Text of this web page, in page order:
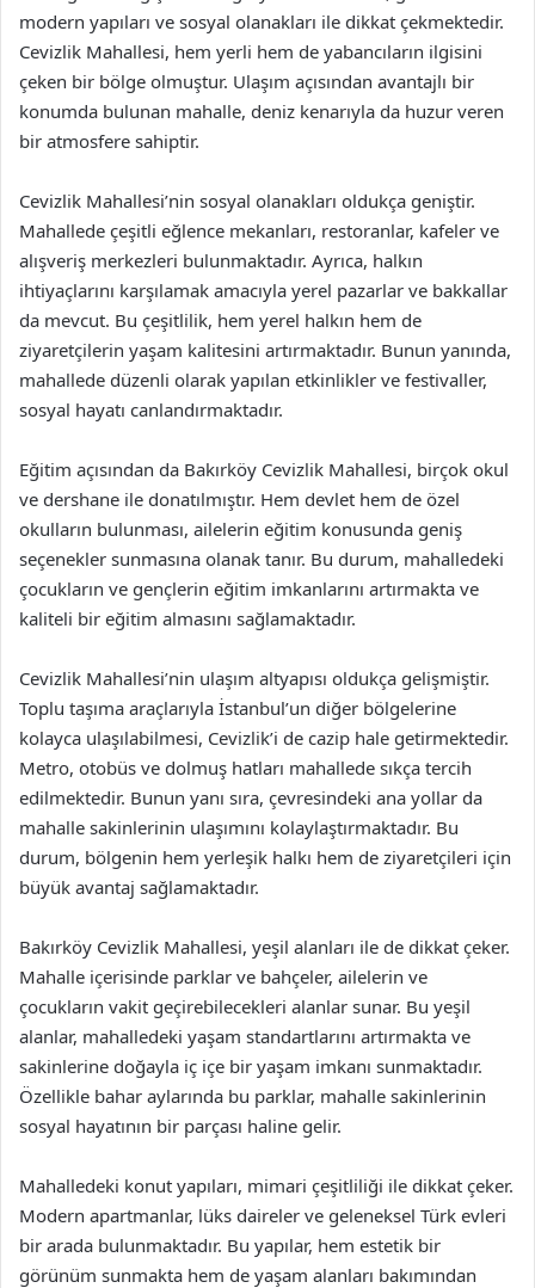
modern yapıları ve sosyal olanakları ile dikkat çekmektedir.
Cevizlik Mahallesi, hem yerli hem de yabancıların ilgisini
çeken bir bölge olmuştur. Ulaşım açısından avantajlı bir
konumda bulunan mahalle, deniz kenarıyla da huzur veren
bir atmosfere sahiptir.
Cevizlik Mahallesi’nin sosyal olanakları oldukça geniştir.
Mahallede çeşitli eğlence mekanları, restoranlar, kafeler ve
alışveriş merkezleri bulunmaktadır. Ayrıca, halkın
ihtiyaçlarını karşılamak amacıyla yerel pazarlar ve bakkallar
da mevcut. Bu çeşitlilik, hem yerel halkın hem de
ziyaretçilerin yaşam kalitesini artırmaktadır. Bunun yanında,
mahallede düzenli olarak yapılan etkinlikler ve festivaller,
sosyal hayatı canlandırmaktadır.
Eğitim açısından da Bakırköy Cevizlik Mahallesi, birçok okul
ve dershane ile donatılmıştır. Hem devlet hem de özel
okulların bulunması, ailelerin eğitim konusunda geniş
seçenekler sunmasına olanak tanır. Bu durum, mahalledeki
çocukların ve gençlerin eğitim imkanlarını artırmakta ve
kaliteli bir eğitim almasını sağlamaktadır.
Cevizlik Mahallesi’nin ulaşım altyapısı oldukça gelişmiştir.
Toplu taşıma araçlarıyla İstanbul’un diğer bölgelerine
kolayca ulaşılabilmesi, Cevizlik’i de cazip hale getirmektedir.
Metro, otobüs ve dolmuş hatları mahallede sıkça tercih
edilmektedir. Bunun yanı sıra, çevresindeki ana yollar da
mahalle sakinlerinin ulaşımını kolaylaştırmaktadır. Bu
durum, bölgenin hem yerleşik halkı hem de ziyaretçileri için
büyük avantaj sağlamaktadır.
Bakırköy Cevizlik Mahallesi, yeşil alanları ile de dikkat çeker.
Mahalle içerisinde parklar ve bahçeler, ailelerin ve
çocukların vakit geçirebilecekleri alanlar sunar. Bu yeşil
alanlar, mahalledeki yaşam standartlarını artırmakta ve
sakinlerine doğayla iç içe bir yaşam imkanı sunmaktadır.
Özellikle bahar aylarında bu parklar, mahalle sakinlerinin
sosyal hayatının bir parçası haline gelir.
Mahalledeki konut yapıları, mimari çeşitliliği ile dikkat çeker.
Modern apartmanlar, lüks daireler ve geleneksel Türk evleri
bir arada bulunmaktadır. Bu yapılar, hem estetik bir
görünüm sunmakta hem de yaşam alanları bakımından